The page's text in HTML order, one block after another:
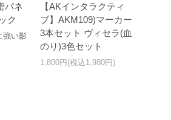
パネ
ク
強い影
【AKインタラクティ
ブ】AKM109)マーカー
3本セット ヴィセラ(血
のり)3色セット
1,800円(税込1,980円)